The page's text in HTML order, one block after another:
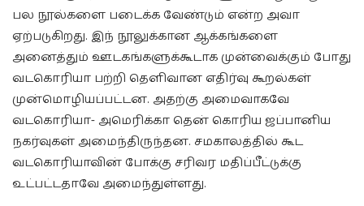
பல நூல்களை படைக்க வேண்டும் என்ற அவா
ஏற்படுகிறது. இந் நூலுக்கான ஆக்கங்களை
அனைத்தும் ஊடகங்களுக்கூடாக முன்வைக்கும் போது
வடகொரியா பற்றி தெளிவான எதிர்வு கூறல்கள்
முன்மொழியப்பட்டன. அதற்கு அமைவாகவே
வடகொரியா- அமெரிக்கா தென் கொரிய ஜப்பானிய
நகர்வுகள் அமைந்திருந்தன. சமகாலத்தில் கூட
வடகொரியாவின் போக்கு சரிவர மதிப்பீட்டுக்கு
உட்பட்டதாவே அமைந்துள்ளது.